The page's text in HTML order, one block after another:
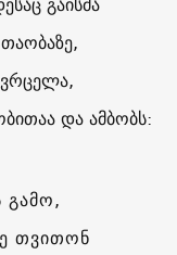
და ამბობს:
გამო,
თვითონ